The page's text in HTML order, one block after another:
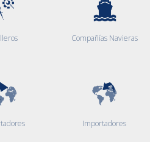
Compañías Navieras
Importadores